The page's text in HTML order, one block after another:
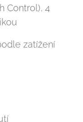
Control), 4
zatížení